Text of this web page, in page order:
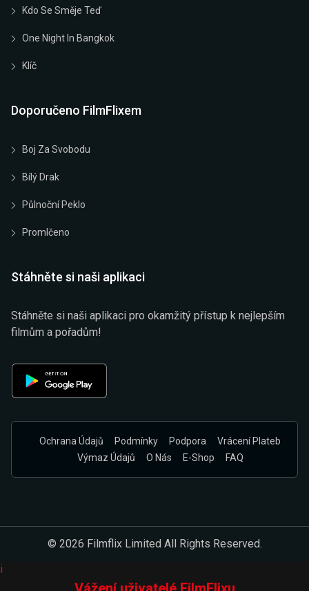
Kdo Se Směje Teď
One Night In Bangkok
Klíč
Doporučeno FilmFlixem
Boj Za Svobodu
Bílý Drak
Půlnoční Peklo
Promlčeno
Stáhněte si naši aplikaci
Stáhněte si naši aplikaci pro okamžitý přístup k nejlepším
filmům a pořadům!
Ochrana Údajů Podmínky Podpora
Vrácení Plateb
Výmaz Údajů
O Nás E-Shop FAQ
© 2026 Filmflix Limited All Rights Reserved.
i